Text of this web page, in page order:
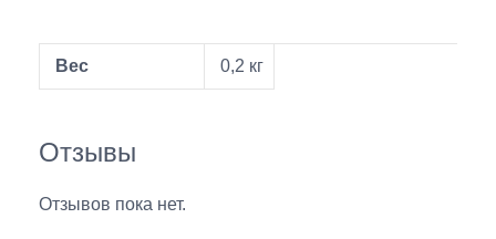
Вес 0,2 кг
Отзывы
Отзывов пока нет.